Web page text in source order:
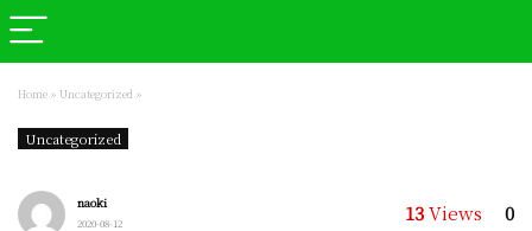
Home » Uncategorized »
Uncategorized
naoki
2020-08-12 13Views 0